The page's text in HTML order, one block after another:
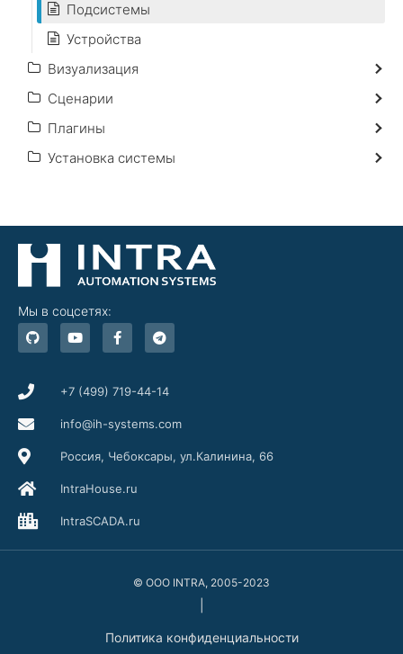
Подсистемы
Устройства
Визуализация
Сценарии
Плагины
Установка системы
Мы в соцсетях:
G
i
t
b
Y
o
u
b
F
a
c
o
-
T
e
l
r
+7 (499) 719-44-14
info@ih-systems.com
Россия, Чебоксары, ул.Калинина, 66
IntraHouse.ru
IntraSCADA.ru
© ООО INTRA, 2005-2023
Политика конфиденциальности